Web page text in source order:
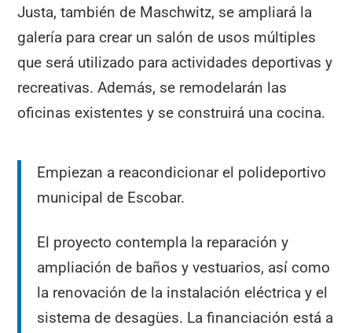
Justa, también de Maschwitz, se ampliará la
galería para crear un salón de usos múltiples
que será utilizado para actividades deportivas y
recreativas. Además, se remodelarán las
oficinas existentes y se construirá una cocina.
Empiezan a reacondicionar el polideportivo
municipal de Escobar.
El proyecto contempla la reparación y
ampliación de baños y vestuarios, así como
la renovación de la instalación eléctrica y el
sistema de desagües. La financiación está a